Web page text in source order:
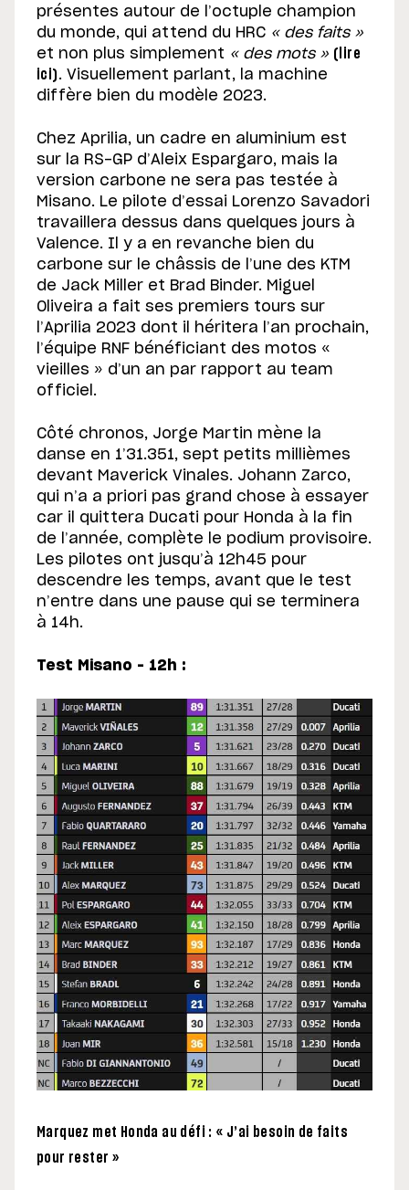
présentes autour de l’octuple champion
du monde, qui attend du HRC « des faits »
et non plus simplement « des mots » (lire
ici). Visuellement parlant, la machine
diffère bien du modèle 2023.
Chez Aprilia, un cadre en aluminium est
sur la RS-GP d’Aleix Espargaro, mais la
version carbone ne sera pas testée à
Misano. Le pilote d’essai Lorenzo Savadori
travaillera dessus dans quelques jours à
Valence. Il y a en revanche bien du
carbone sur le châssis de l’une des KTM
de Jack Miller et Brad Binder. Miguel
Oliveira a fait ses premiers tours sur
l’Aprilia 2023 dont il héritera l’an prochain,
l’équipe RNF bénéficiant des motos «
vieilles » d’un an par rapport au team
officiel.
Côté chronos, Jorge Martin mène la
danse en 1’31.351, sept petits millièmes
devant Maverick Vinales. Johann Zarco,
qui n’a a priori pas grand chose à essayer
car il quittera Ducati pour Honda à la fin
de l’année, complète le podium provisoire.
Les pilotes ont jusqu’à 12h45 pour
descendre les temps, avant que le test
n’entre dans une pause qui se terminera
à 14h.
Test Misano – 12h :
Marquez met Honda au défi : « J’ai besoin de faits
pour rester »